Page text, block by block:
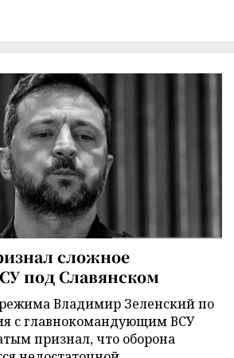
сложное
под Славянском
режима Владимир Зеленский по
с главнокомандующим ВСУ
признал, что оборона